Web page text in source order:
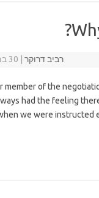
רביב דרוקר 30 במאי 2025
member of the
had the feeling
we were instructed